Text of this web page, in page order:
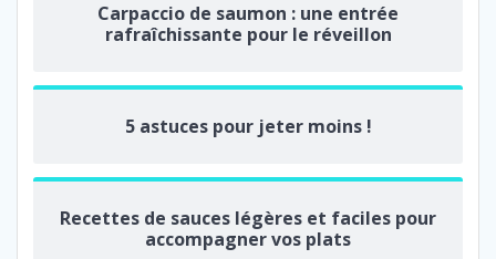
Carpaccio de saumon : une entrée
rafraîchissante pour le réveillon
5 astuces pour jeter moins !
Recettes de sauces légères et faciles pour
accompagner vos plats